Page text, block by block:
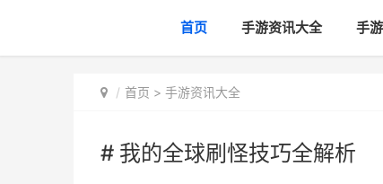
首页 手游资讯大全 手
首页 > 手游资讯大全
# 我的全球刷怪技巧全解析